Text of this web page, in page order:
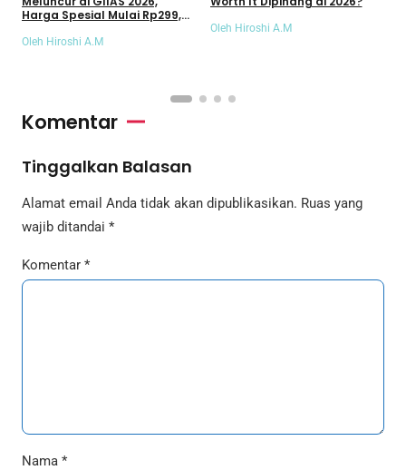
Harga Spesial Mulai Rp299,9
Oleh Hiroshi A.M
Oleh Hiroshi A.M
Komentar
Tinggalkan Balasan
Alamat email Anda tidak akan dipublikasikan. Ruas yang
wajib ditandai *
Komentar *
Nama *